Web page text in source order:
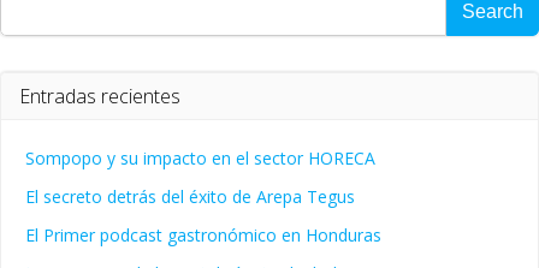
Search
Entradas recientes
Sompopo y su impacto en el sector HORECA
El secreto detrás del éxito de Arepa Tegus
El Primer podcast gastronómico en Honduras